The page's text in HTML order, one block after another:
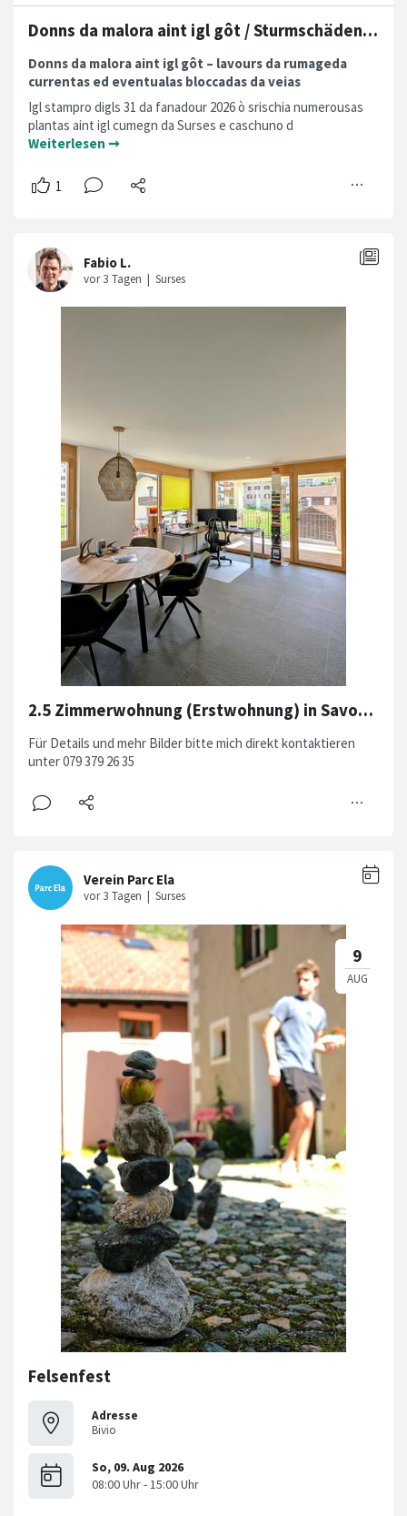
Donns da malora aint igl gôt / Sturmschäden im Wald
Donns da malora aint igl gôt – lavours da rumageda
currentas ed eventualas bloccadas da veias
Igl stampro digls 31 da fanadour 2026 ò srischia numerousas
plantas aint igl cumegn da Surses e caschuno d
Weiterlesen ➞
2.5 Zimmerwohnung (Erstwohnung) in Savognin ab sofort zu vermieten
Für Details und mehr Bilder bitte mich direkt kontaktieren
unter 079 379 26 35
Felsenfest
Adresse
Bivio